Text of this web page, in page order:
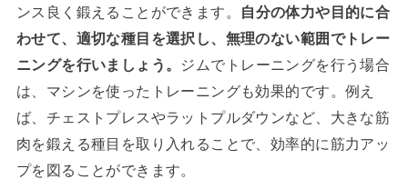
ンス良く鍛えることができます。
自分の体力や目的に合
わせて、適切な種目を選択し、無理のない範囲でトレー
ニングを行いましょう。 ジムでトレーニングを行う場合
は、マシンを使ったトレーニングも効果的です。例え
ば、チェストプレスやラットプルダウンなど、大きな筋
肉を鍛える種目を取り入れることで、効率的に筋力アッ
プを図ることができます。